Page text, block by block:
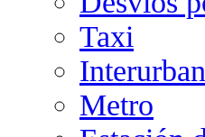
Taxi
Metro